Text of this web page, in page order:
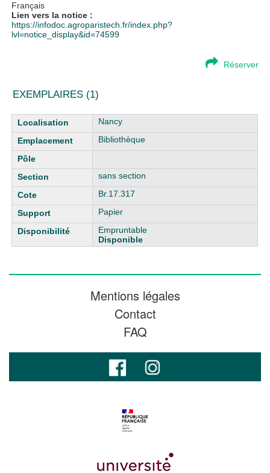
Français
Lien vers la notice :
https://infodoc.agroparistech.fr/index.php?
lvl=notice_display&id=74599
Réserver
EXEMPLAIRES (1)
Liste des exemplaires
Nancy
Bibliothèque
sans section
Br.17.317
Papier
Empruntable
Disponible
Mentions légales
Contact
FAQ